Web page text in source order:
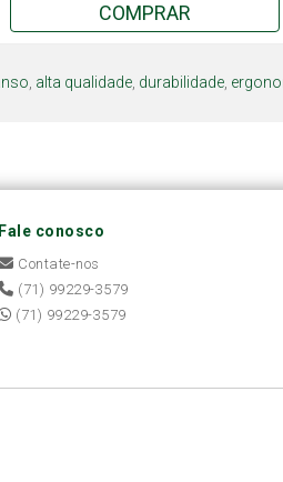
COMPRAR
alta qualidade durabilidade
Fale conosco
Contate-nos
(71) 99229-3579
(71) 99229-3579